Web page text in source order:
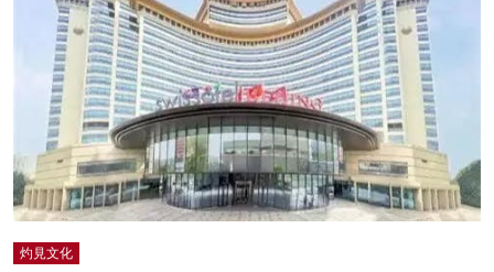
商業
科技
影片
名家榜
灼見活動
灼見文化